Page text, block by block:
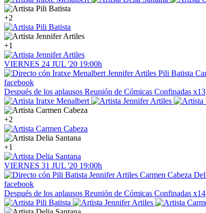
+2
+1
VIERNES 24 JUL '20 19:00h
facebook
Después de los aplausos Reunión de Cómicas Confinadas x13
+2
+1
VIERNES 31 JUL '20 19:00h
facebook
Después de los aplausos Reunión de Cómicas Confinadas x14